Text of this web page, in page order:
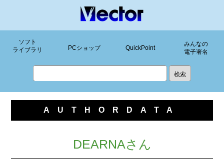
ソフト
ライブラリ
PCショップ QuickPoint
みんなの
電子署名
AUTHORDATA
DEARNAさん